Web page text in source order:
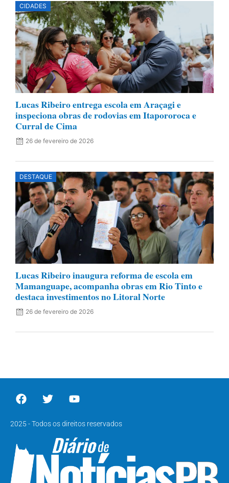
CIDADES
Lucas Ribeiro entrega escola em Araçagi e
inspeciona obras de rodovias em Itapororoca e
Curral de Cima
26 de fevereiro de 2026
DESTAQUE
Lucas Ribeiro inaugura reforma de escola em
Mamanguape, acompanha obras em Rio Tinto e
destaca investimentos no Litoral Norte
26 de fevereiro de 2026
2025 - Todos os direitos reservados